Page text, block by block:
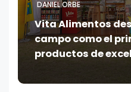
DANIEL ORBE
Vita Alimentos
campo como el
productos de